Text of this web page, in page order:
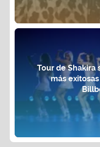
Tour de Shakira
más